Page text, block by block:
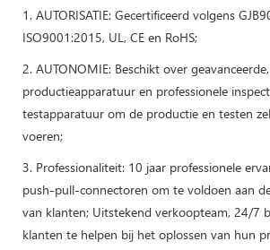
1. AUTORISATIE: Gecertificeerd volgens
ISO9001:2015, UL, CE en RoHS;
2. AUTONOMIE: Beschikt over
productieapparatuur en professionele
testapparatuur om de productie en testen
voeren;
3. Professionaliteit: 10 jaar professionele
push-pull-connectoren om te voldoen aan
van klanten; Uitstekend verkoopteam, 24/7
klanten te helpen bij het oplossen van hun